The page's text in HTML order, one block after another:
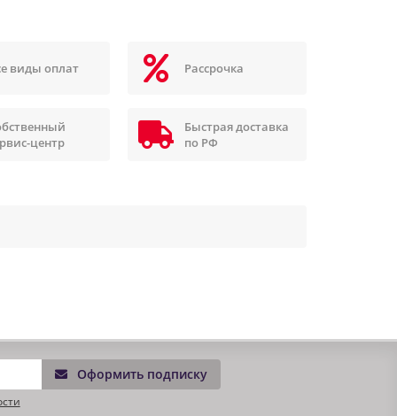
виды оплат Рассрочка
центр
Быстрая доставка
по РФ
Оформить подписку